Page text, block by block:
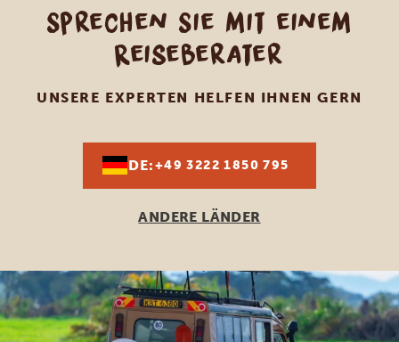
Sprechen Sie mit einem
Reiseberater
UNSERE EXPERTEN HELFEN IHNEN GERN
DE:+49 3222 1850 795
ANDERE LÄNDER